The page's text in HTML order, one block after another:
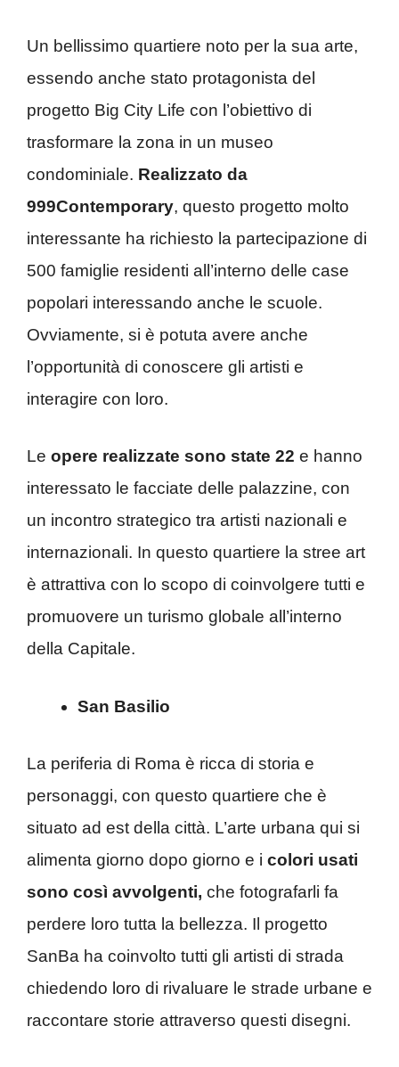
Un bellissimo quartiere noto per la sua arte,
essendo anche stato protagonista del
progetto Big City Life con l’obiettivo di
trasformare la zona in un museo
condominiale. Realizzato da
999Contemporary, questo progetto molto
interessante ha richiesto la partecipazione di
500 famiglie residenti all’interno delle case
popolari interessando anche le scuole.
Ovviamente, si è potuta avere anche
l’opportunità di conoscere gli artisti e
interagire con loro.
Le opere realizzate sono state 22 e hanno
interessato le facciate delle palazzine, con
un incontro strategico tra artisti nazionali e
internazionali. In questo quartiere la stree art
è attrattiva con lo scopo di coinvolgere tutti e
promuovere un turismo globale all’interno
della Capitale.
San Basilio
La periferia di Roma è ricca di storia e
personaggi, con questo quartiere che è
situato ad est della città. L’arte urbana qui si
alimenta giorno dopo giorno e i colori usati
sono così avvolgenti, che fotografarli fa
perdere loro tutta la bellezza. Il progetto
SanBa ha coinvolto tutti gli artisti di strada
chiedendo loro di rivaluare le strade urbane e
raccontare storie attraverso questi disegni.